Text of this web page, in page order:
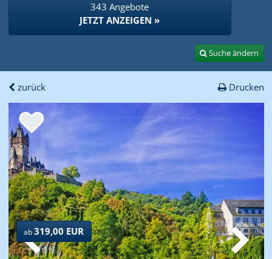
343 Angebote
JETZT ANZEIGEN »
Suche ändern
zurück Drucken
ab319,00 EUR